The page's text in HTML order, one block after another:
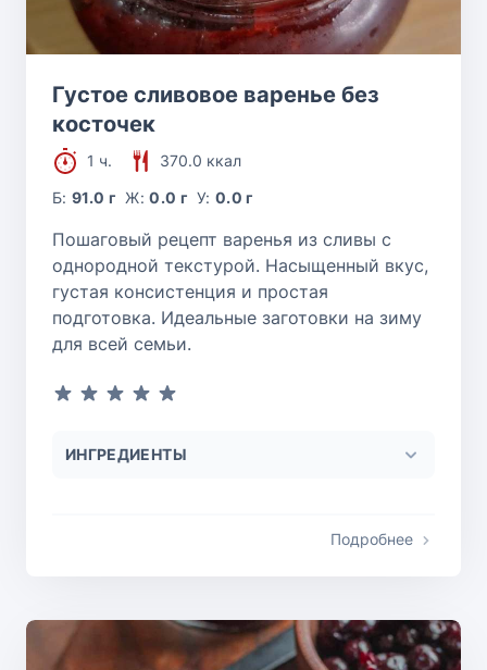
Густое сливовое варенье без
косточек
1 ч.
370.0 ккал
Б:91.0 г Ж:0.0 г У:0.0 г
Пошаговый рецепт варенья из сливы с
однородной текстурой. Насыщенный вкус,
густая консистенция и простая
подготовка. Идеальные заготовки на зиму
для всей семьи.
ИНГРЕДИЕНТЫ
Подробнее